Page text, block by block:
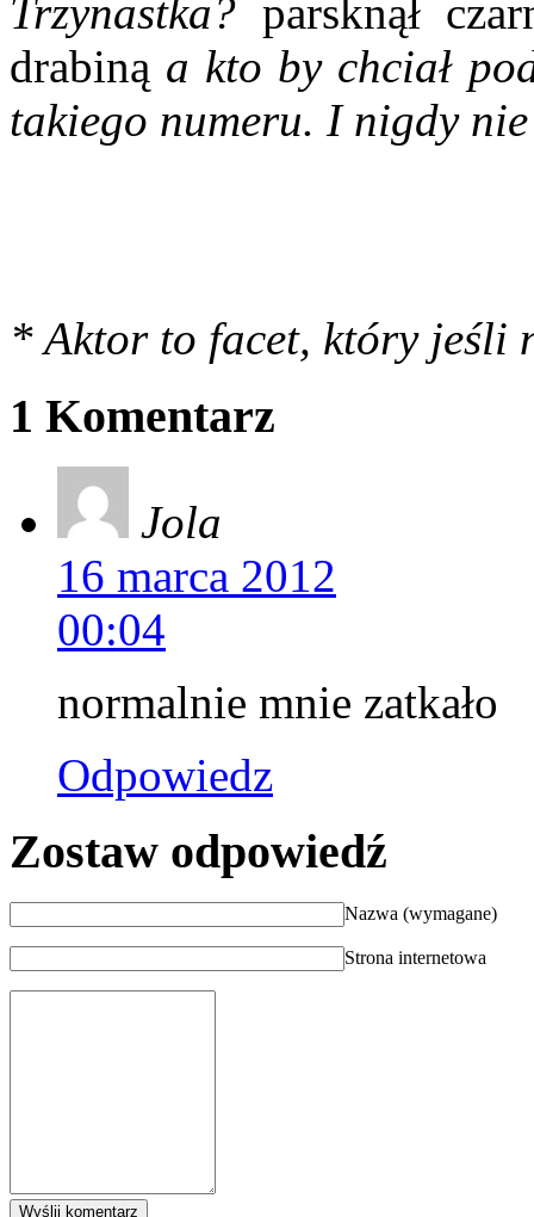
Trzynastka? parsknął
drabiną a kto by chciał
takiego numeru. I nigdy
* Aktor to facet, który jeśli
1 Komentarz
Jola
16 marca 2012
00:04
normalnie mnie zatkało
Odpowiedz
Zostaw odpowiedź
Nazwa (wymagane)
Strona internetowa